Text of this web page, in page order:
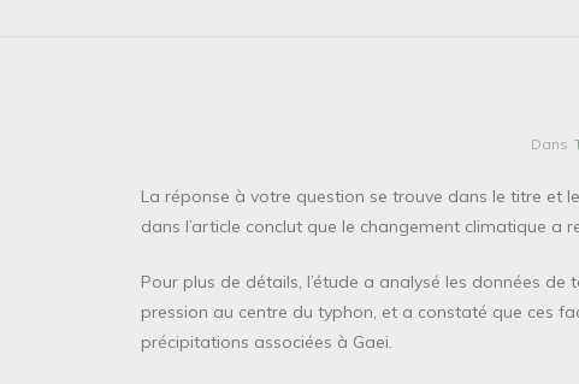
Dans
La réponse à votre question se trouve dans le titre et
dans l’article conclut que le changement climatique a
Pour plus de détails, l’étude a analysé les données
pression au centre du typhon, et a constaté que ces
précipitations associées à Gaei.